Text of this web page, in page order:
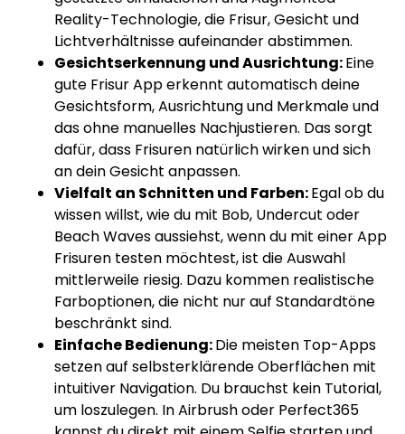
Reality-Technologie, die Frisur, Gesicht und
Lichtverhältnisse aufeinander abstimmen.
Gesichtserkennung und Ausrichtung:Eine
gute Frisur App erkennt automatisch deine
Gesichtsform, Ausrichtung und Merkmale und
das ohne manuelles Nachjustieren. Das sorgt
dafür, dass Frisuren natürlich wirken und sich
an dein Gesicht anpassen.
Vielfalt an Schnitten und Farben:Egal ob du
wissen willst, wie du mit Bob, Undercut oder
Beach Waves aussiehst, wenn du mit einer App
Frisuren testen möchtest, ist die Auswahl
mittlerweile riesig. Dazu kommen realistische
Farboptionen, die nicht nur auf Standardtöne
beschränkt sind.
Einfache Bedienung:Die meisten Top-Apps
setzen auf selbsterklärende Oberflächen mit
intuitiver Navigation. Du brauchst kein Tutorial,
um loszulegen. In Airbrush oder Perfect365